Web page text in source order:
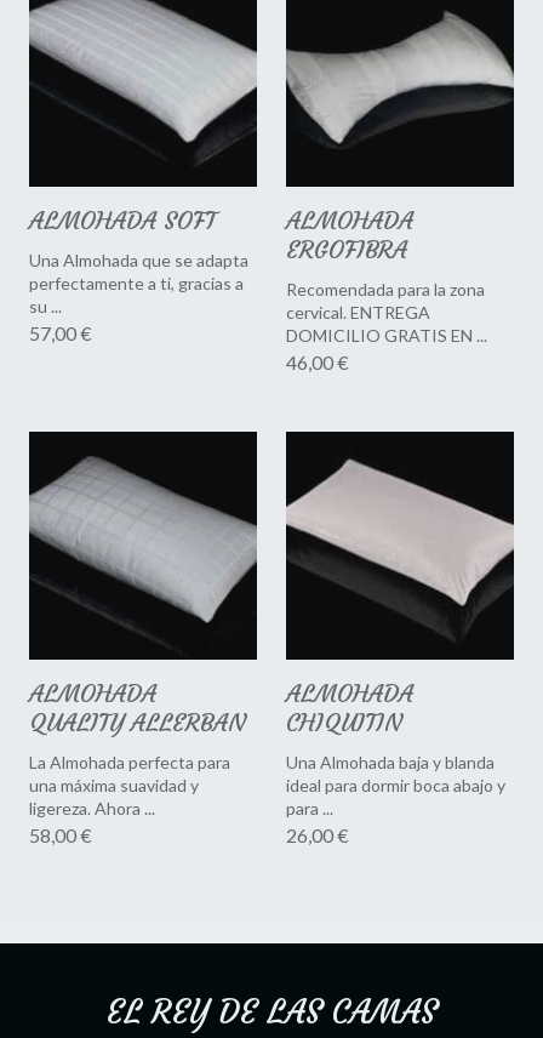
ALMOHADA SOFT
Una Almohada que se adapta
perfectamente a ti, gracias a
su ...
57,00 €
ALMOHADA
ERGOFIBRA
Recomendada para la zona
cervical. ENTREGA
DOMICILIO GRATIS EN ...
46,00 €
ALMOHADA
QUALITY ALLERBAN
La Almohada perfecta para
una máxima suavidad y
ligereza. Ahora ...
58,00 €
ALMOHADA
CHIQUITIN
Una Almohada baja y blanda
ideal para dormir boca abajo y
para ...
26,00 €
EL REY DE LAS CAMAS